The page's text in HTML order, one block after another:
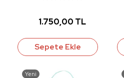
1.750,00 TL
Sepete Ekle
Yeni